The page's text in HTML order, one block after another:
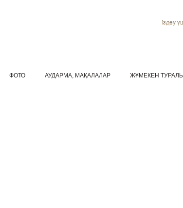
Іздеу
ФОТО АУДАРМА, МАҚАЛАЛАР ЖҰМЕКЕН ТУРАЛЫ